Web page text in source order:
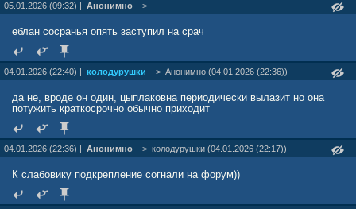
05.01.2026 (09:32) | Анонимно ->
еблан сосранья опять заступил на срач
04.01.2026 (22:40) | колодурушки -> Анонимно (04.01.2026 (22:36))
да не, вроде он один, цыплаковна периодически вылазит но она
потужить краткосрочно обычно приходит
04.01.2026 (22:36) | Анонимно -> колодурушки (04.01.2026 (22:17))
К слабовику подкрепление согнали на форум))